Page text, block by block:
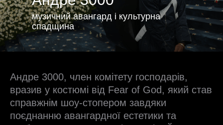
музичний авангард і культурна
спадщина
Андре 3000, член комітету господарів,
вразив у костюмі від Fear of God, який став
справжнім шоу-стопером завдяки
поєднанню авангардної естетики та